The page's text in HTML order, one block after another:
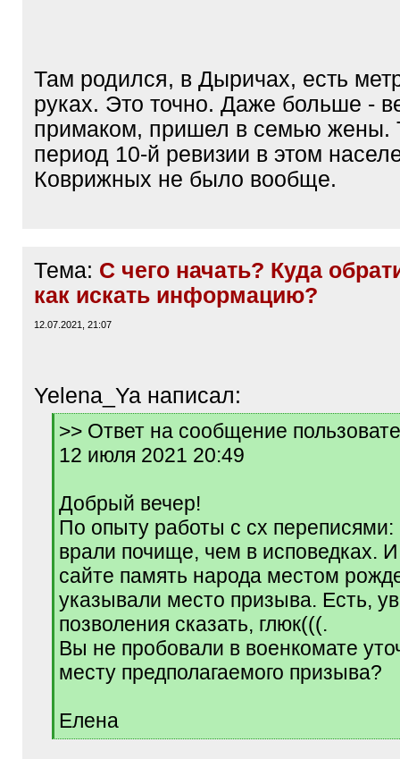
Там родился, в Дыричах, есть
руках. Это точно. Даже больше -
примаком, пришел в семью жены.
период 10-й ревизии в этом
Коврижных не было вообще.
Тема: С чего начать? Куда
как искать информацию?
12.07.2021, 21:07
Yelena_Ya написал:
[
]
>> Ответ на сообщение
12 июля 2021 20:49
Добрый вечер!
По опыту работы с сх переписями:
врали почище, чем в исповедках.
сайте память народа местом
указывали место призыва. Есть,
позволения сказать, глюк(((.
Вы не пробовали в военкомате
месту предполагаемого призыва?
Елена
[